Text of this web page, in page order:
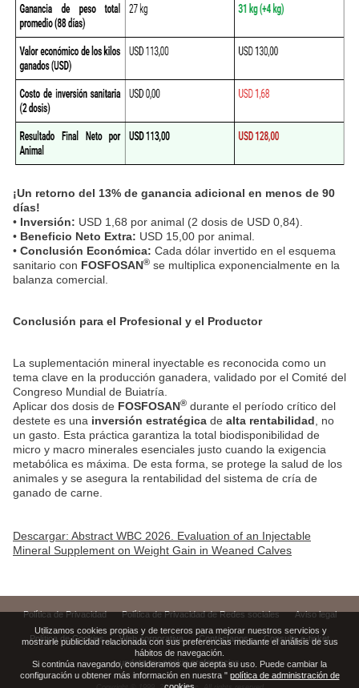
¡Un retorno del 13% de ganancia adicional en menos de 90
días!
• Inversión: USD 1,68 por animal (2 dosis de USD 0,84).
• Beneficio Neto Extra: USD 15,00 por animal.
• Conclusión Económica: Cada dólar invertido en el esquema
sanitario con FOSFOSAN® se multiplica exponencialmente en la
balanza comercial.
Conclusión para el Profesional y el Productor
La suplementación mineral inyectable es reconocida como un
tema clave en la producción ganadera, validado por el Comité del
Congreso Mundial de Buiatría.
Aplicar dos dosis de FOSFOSAN® durante el período crítico del
destete es una inversión estratégica de alta rentabilidad , no
un gasto. Esta práctica garantiza la total biodisponibilidad de
micro y macro minerales esenciales justo cuando la exigencia
metabólica es máxima. De esta forma, se protege la salud de los
animales y se asegura la rentabilidad del sistema de cría de
ganado de carne.
Descargar: Abstract WBC 2026. Evaluation of an Injectable
Mineral Supplement on Weight Gain in Weaned Calves
Política de Privacidad Política de Privacidad de Redes sociales Aviso legal
Política de Cookies Web corporativa Contáctanos Consulta e-ticket
update my cookie preferencies
Utilizamos cookies propias y de terceros para mejorar nuestros servicios y
mostrarle publicidad relacionada con sus preferencias mediante el análisis de sus
hábitos de navegación.
Si continúa navegando, consideramos que acepta su uso. Puede cambiar la
configuración u obtener más información en nuestra " política de administración de